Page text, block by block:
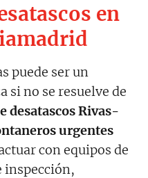
en
puede ser un
si no se resuelve de
desatascos Rivas-
urgentes
con equipos de
inspección,